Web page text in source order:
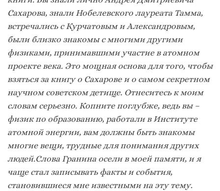
Сахарова, знали Нобелевского лауреата Тамма,
встречались с Курчатовым и Александровым,
были близко знакомы с многими другими
физиками, принимавшими участие в атомном
проекте века. Это мощная основа для того, чтобы
взяться за книгу о Сахарове и о самом секретном
научном советском детище. Отнеситесь к моим
словам серьезно. Копните поглубже, ведь вы –
физик по образованию, работали в Институте
атомной энергии, вам должны быть знакомы
многие вещи, трудные для понимания других
людей.Слова Гранина осели в моей памяти, и я
чаще стал записывать факты и события,
становившиеся мне известными на эту тему.